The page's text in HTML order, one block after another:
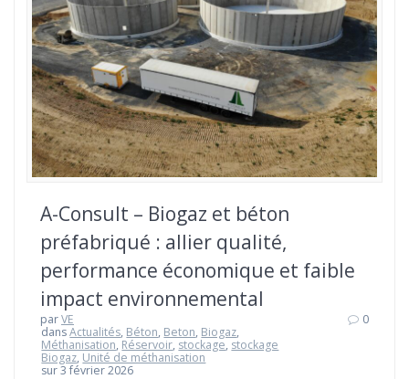
A-Consult – Biogaz et béton
préfabriqué : allier qualité,
performance économique et faible
impact environnemental
parVE
dansActualités, Béton, Beton, Biogaz,
Méthanisation, Réservoir, stockage, stockage
Biogaz, Unité de méthanisation
sur 3 février 2026
0